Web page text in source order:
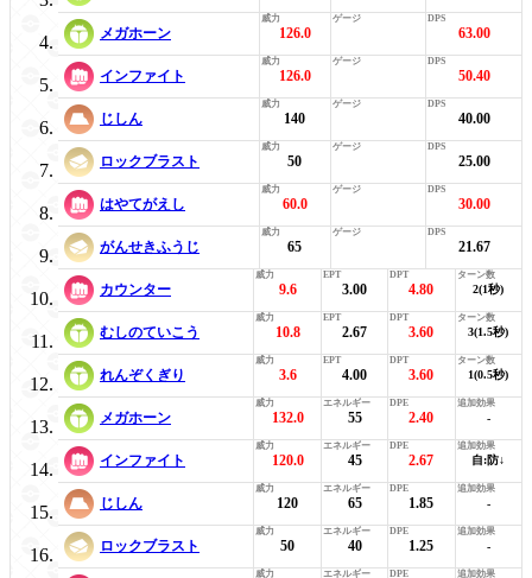
メガホーン 126.0 63.00
インファイト 126.0 50.40
じしん 140 40.00
ロックブラスト 50 25.00
はやてがえし 60.0 30.00
がんせきふうじ 65 21.67
カウンター 9.6 3.00 4.80 2(1秒)
むしのていこう 10.8 2.67 3.60 3(1.5秒)
れんぞくぎり 3.6 4.00 3.60 1(0.5秒)
メガホーン 132.0 55 2.40 -
インファイト 120.0 45 2.67 自:防↓
じしん 120 65 1.85 -
ロックブラスト 50 40 1.25 -